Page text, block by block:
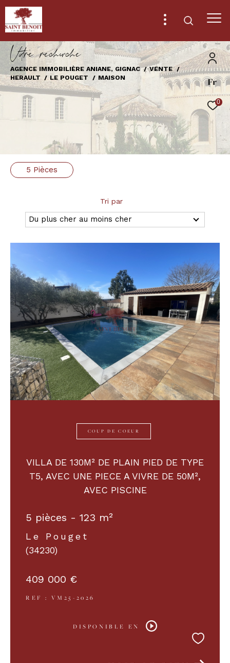
Fr
0
Vore recece
AGENCE IMMOBILIÈRE ANIANE, GIGNAC
VENTE
HERAULT
LE POUGET MAISON
5 Pièces
Tri par
Du plus cher au moins cher
COUP DE COEUR
VILLA DE 130M² DE PLAIN PIED DE TYPE
T5, AVEC UNE PIECE A VIVRE DE 50M²,
AVEC PISCINE
5 pièces - 123 m²
Le Pouget
(34230)
409 000 €
REF : VM25-2026
DISPONIBLE EN
Effectuer une recherche
et trouver le bien qui correspond à vos
critères
d'offre
Vente
Type
Ville
Surface
Surface
Pièces
Pièces
Référence
AFFINER LES CRITÈRES
TERRASSE PARKING
COUPS DE COEUR EXCLUSIVITÉS